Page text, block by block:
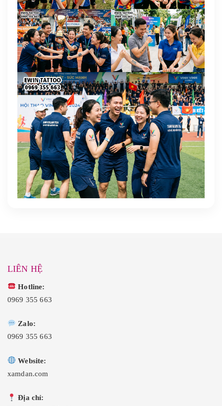
LIÊN HỆ
Hotline:
0969 355 663
Zalo:
0969 355 663
Website:
xamdan.com
Địa chỉ: